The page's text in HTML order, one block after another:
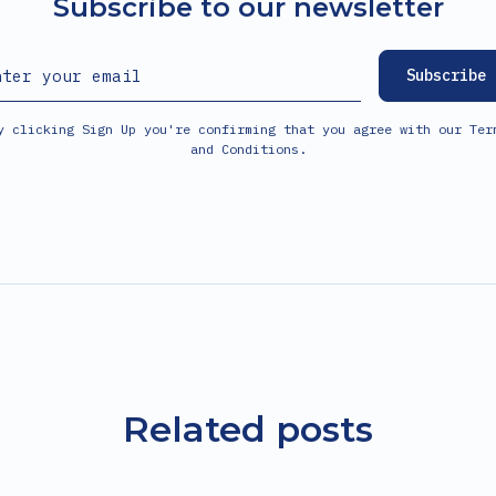
Subscribe to our newsletter
clicking Sign Up you're confirming that you agree with our
and Conditions .
Related posts